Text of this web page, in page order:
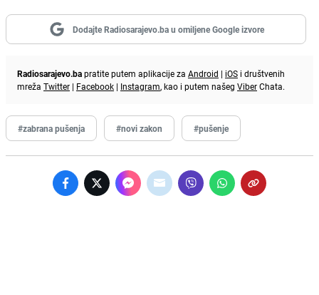
Dodajte Radiosarajevo.ba u omiljene Google izvore
Radiosarajevo.bapratite putem aplikacije za Android | iOS i društvenih
mreža Twitter | Facebook | Instagram, kao i putem našeg ViberChata.
#zabrana pušenja #novi zakon #pušenje